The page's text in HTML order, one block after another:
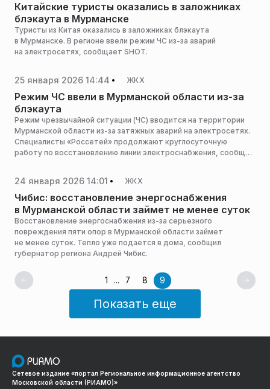
Китайские туристы оказались в заложниках
блэкаута в Мурманске
Туристы из Китая оказались в заложниках блэкаута
в Мурманске. В регионе ввели режим ЧС из-за аварий
на электросетях, сообщает SHOT.
25 января 2026 14:44 ЖКХ
Режим ЧС ввели в Мурманской области из-за
блэкаута
Режим чрезвычайной ситуации (ЧС) вводится на территории
Мурманской области из-за затяжных аварий на электросетях.
Специалисты «Россетей» продолжают круглосуточную
работу по восстановлению линии электроснабжения, сообщил
24 января 2026 14:01 ЖКХ
Чибис: восстановление энергоснабжения
в Мурманской области займет не менее суток
Восстановление энергоснабжения из-за серьезного
повреждения пяти опор в Мурманской области займет
не менее суток. Тепло уже подается в дома, сообщил
губернатор региона Андрей Чибис.
1 ... 7 8 9
Показать еще
Сетевое издание «портал Региональное информационное агентство
Московской области (РИАМО)»